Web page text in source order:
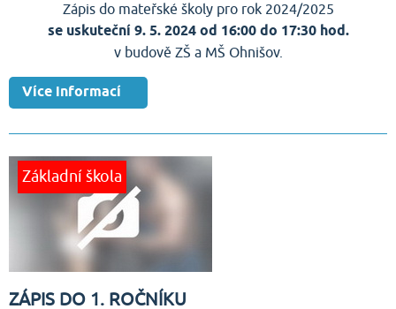
Zápis do mateřské školy pro rok 2024/2025
se uskuteční 9. 5. 2024 od 16:00 do 17:30 hod.
v budově ZŠ a MŠ Ohnišov.
Více informací
Základní škola
ZÁPIS DO 1. ROČNÍKU